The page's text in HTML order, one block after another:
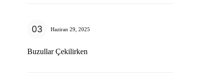
Haziran 29, 2025
Buzullar Çekilirken